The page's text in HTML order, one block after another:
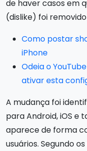
de haver casos em
(dislike) foi
Como postar
iPhone
Odeia o
ativar esta
A mudança foi
para Android, iOS e
aparece de forma
usuários. Segundo